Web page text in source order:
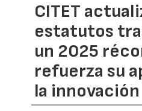
CITET
estatutos
un 2025
refuerza su
la